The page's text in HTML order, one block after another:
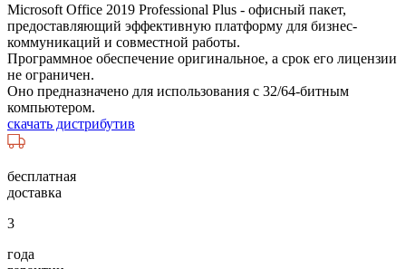
Microsoft Office 2019 Professional Plus - офисный пакет,
предоставляющий эффективную платформу для бизнес-
коммуникаций и совместной работы.
Программное обеспечение оригинальное, а срок его лицензии
не ограничен.
Оно предназначено для использования с 32/64-битным
компьютером.
скачать дистрибутив
бесплатная
доставка
3
года